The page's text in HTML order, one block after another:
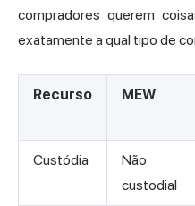
compradores querem
exatamente a qual tipo de
Recurso MEW
Custódia
Não
custodial